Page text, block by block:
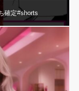
確定#shorts